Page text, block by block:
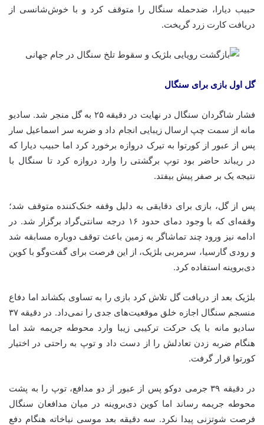
حبیب دیارا، ضدحمله سنگال را متوقف کرد و با خوش‌شانسی از
دریافت کارت زرد گریخت.
گل اول بازی برای سنگال
فشار شاگردان سنگال در نهایت در دقیقه ۲۵ به گل منجر شد. سادیو
مانه از سمت چپ ارسال زیبایی انجام داد و ضربه سر اسماعیل سار
پس از عبور از کورتوا به تیرک دروازه برخورد کرد اما حبیب دیارا که
در ریباند حاضر بود توپ برگشتی را وارد دروازه کرد تا سنگال با
نتیجه یک بر صفر پیش بیفتد.
پس از گل، بازی برای دقایقی به دلیل وقفه خنک‌کننده متوقف شد؛
وقفه‌ای که با وجود دمای حدود ۱۶ درجه سانتی‌گراد برگزار شد. در
ادامه نیز ورود چند تماشاگر به زمین باعث توقف دوباره مسابقه شد
و رودی گارسیا، سرمربی بلژیک، از این فرصت برای گفت‌وگو با کوین
دی‌بروینه استفاده کرد.
بلژیک بعد از دریافت گل تلاش کرد بازی را به تساوی بکشاند اما دفاع
منسجم سنگال اجازه خلق موقعیت‌های جدی را نمی‌داد. در دقیقه ۳۷
سادیو مانه با یک حرکت ترکیبی زیبا وارد محوطه جریمه شد اما
هنگام ضربه زدن تعادلش را از دست داد و توپ به راحتی در اختیار
کورتوا قرار گرفت.
در دقیقه ۳۹ جرمی دوکو پس از عبور از دو مدافع، توپ را به پشت
محوطه جریمه رساند اما کوین دی‌بروینه در میان مدافعان سنگال
فرصت شوتزنی پیدا نکرد. سه دقیقه بعد موسی نیاخاته هنگام دفع